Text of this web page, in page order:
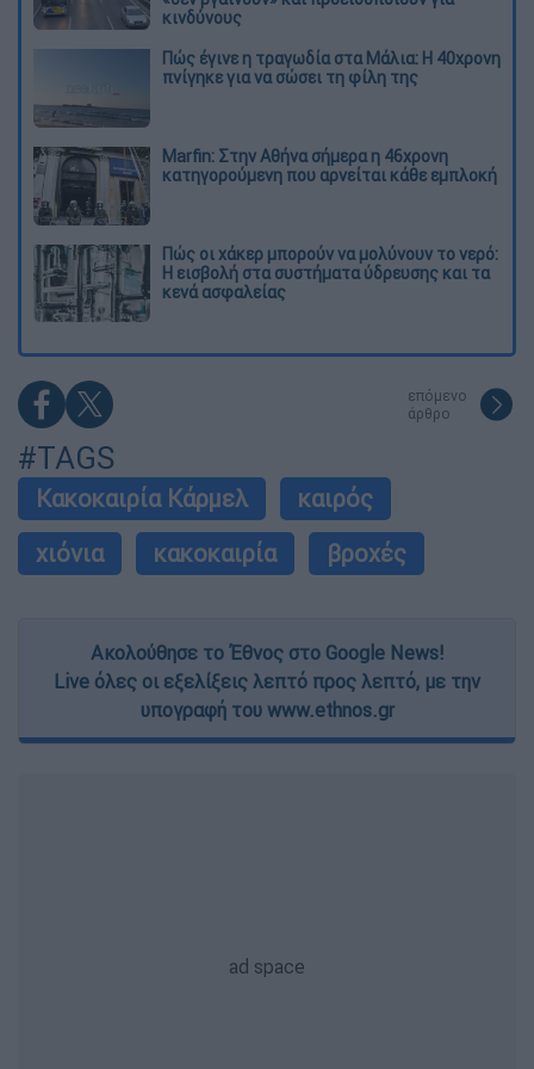
κινδύνους
Πώς έγινε η τραγωδία στα Μάλια: Η 40χρονη
πνίγηκε για να σώσει τη φίλη της
Marfin: Στην Αθήνα σήμερα η 46χρονη
κατηγορούμενη που αρνείται κάθε εμπλοκή
Πώς οι χάκερ μπορούν να μολύνουν το νερό:
Η εισβολή στα συστήματα ύδρευσης και τα
κενά ασφαλείας
επόμενο
άρθρο
#TAGS
Κακοκαιρία Κάρμελ
καιρός
χιόνια
κακοκαιρία βροχές
Ακολούθησε το Έθνος στο Google News!
Live όλες οι εξελίξεις λεπτό προς λεπτό, με την
υπογραφή του www.ethnos.gr